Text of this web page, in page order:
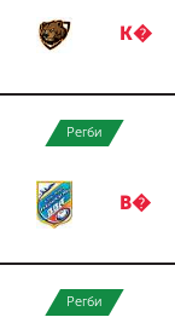
К�
Регби
В�
Регби